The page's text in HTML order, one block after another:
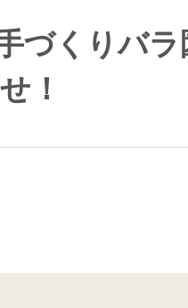
づくりバラ
！